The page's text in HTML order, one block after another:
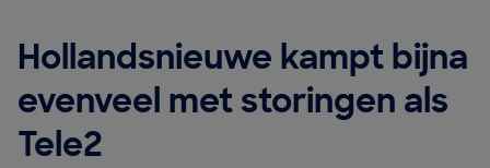
Hollandsnieuwe kampt bijna
evenveel met storingen als
Tele2